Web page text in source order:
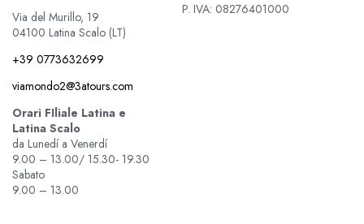
Via del Murillo, 19
04100 Latina Scalo (LT)
+39 0773632699
viamondo2@3atours.com
Orari FIliale Latina e
Latina Scalo
da Lunedí a Venerdí
9.00 – 13.00/ 15.30- 19.30
Sabato
9.00 – 13.00
P. IVA: 08276401000